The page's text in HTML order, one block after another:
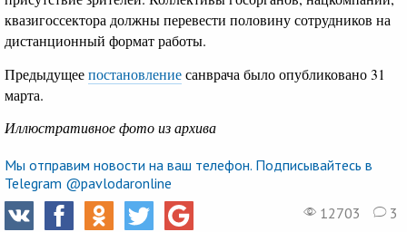
квазигоссектора должны перевести половину сотрудников на
дистанционный формат работы.
Предыдущеепостановлениесанврача было опубликовано 31
марта.
Иллюстративное фото из архива
Мы отправим новости на ваш телефон. Подписывайтесь в
Telegram @pavlodaronline
12703
3